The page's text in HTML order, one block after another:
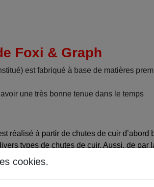
Foxi & Graph
est fabriqué à base de matières
une très bonne tenue dans le temps
réalisé à partir de chutes de cuir
types de chutes de cuir. Aussi, de par
toucher et apparence.
de Foxi & Graph
cookies.